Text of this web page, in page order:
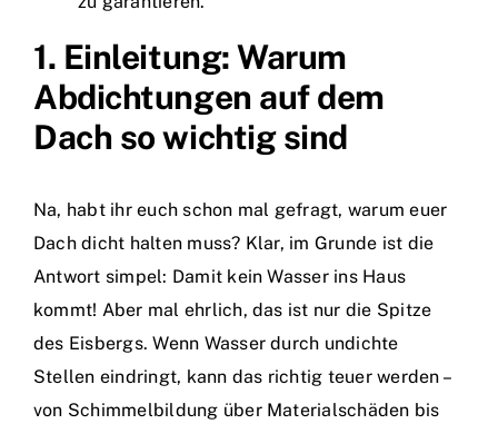
1. Einleitung: Warum
Abdichtungen auf dem
Dach so wichtig sind
Na, habt ihr euch schon mal gefragt, warum euer
Dach dicht halten muss? Klar, im Grunde ist die
Antwort simpel: Damit kein Wasser ins Haus
kommt! Aber mal ehrlich, das ist nur die Spitze
des Eisbergs. Wenn Wasser durch undichte
Stellen eindringt, kann das richtig teuer werden –
von Schimmelbildung über Materialschäden bis